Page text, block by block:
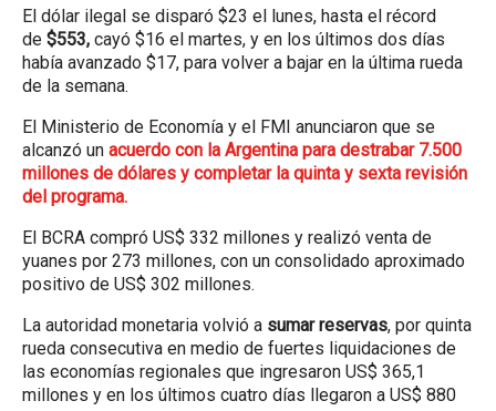
El dólar ilegal se disparó $23 el lunes, hasta el récord
de $553, cayó $16 el martes, y en los últimos dos días
había avanzado $17, para volver a bajar en la última rueda
de la semana.
El Ministerio de Economía y el FMI anunciaron que se
alcanzó un acuerdo con la Argentina para destrabar 7.500
millones de dólares y completar la quinta y sexta revisión
del programa.
El BCRA compró US$ 332 millones y realizó venta de
yuanes por 273 millones, con un consolidado aproximado
positivo de US$ 302 millones.
La autoridad monetaria volvió a sumar reservas, por quinta
rueda consecutiva en medio de fuertes liquidaciones de
las economías regionales que ingresaron US$ 365,1
millones y en los últimos cuatro días llegaron a US$ 880